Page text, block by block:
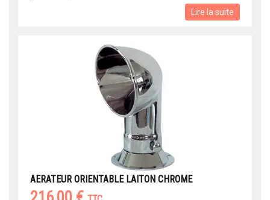
Lire la suite
AERATEUR ORIENTABLE LAITON CHROME